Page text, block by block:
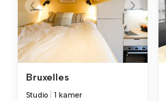
Bruxelles
Studio |1 kamer